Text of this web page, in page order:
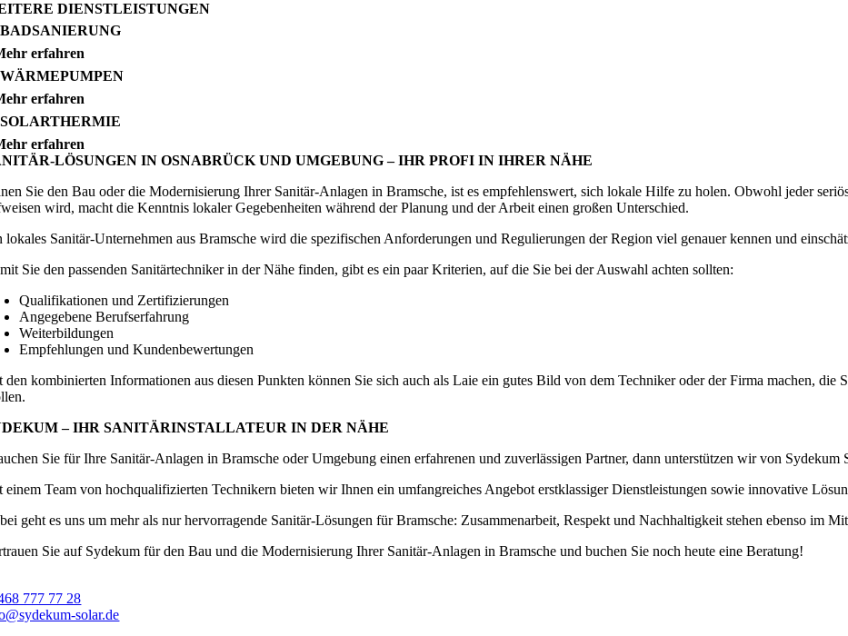
DIENSTLEISTUNGEN
BADSANIERUNG
erfahren
WÄRMEPUMPEN
erfahren
SOLARTHERMIE
erfahren
LÖSUNGEN IN OSNABRÜCK UND UMGEBUNG – IHR PROFI IN IHRER NÄHE
Sie den Bau oder die Modernisierung Ihrer Sanitär-Anlagen in Bramsche, ist es empfehlenswert, sich lokale Hilfe zu holen. Obwohl jeder
wird, macht die Kenntnis lokaler Gegebenheiten während der Planung und der Arbeit einen großen Unterschied.
lokales Sanitär-Unternehmen aus Bramsche wird die spezifischen Anforderungen und Regulierungen der Region viel genauer kennen und
Sie den passenden Sanitärtechniker in der Nähe finden, gibt es ein paar Kriterien, auf die Sie bei der Auswahl achten sollten:
Qualifikationen und Zertifizierungen
Angegebene Berufserfahrung
Weiterbildungen
Empfehlungen und Kundenbewertungen
den kombinierten Informationen aus diesen Punkten können Sie sich auch als Laie ein gutes Bild von dem Techniker oder der Firma machen, die
– IHR SANITÄRINSTALLATEUR IN DER NÄHE
Sie für Ihre Sanitär-Anlagen in Bramsche oder Umgebung einen erfahrenen und zuverlässigen Partner, dann unterstützen wir von
einem Team von hochqualifizierten Technikern bieten wir Ihnen ein umfangreiches Angebot erstklassiger Dienstleistungen sowie innovative
geht es uns um mehr als nur hervorragende Sanitär-Lösungen für Bramsche: Zusammenarbeit, Respekt und Nachhaltigkeit stehen ebenso im
Sie auf Sydekum für den Bau und die Modernisierung Ihrer Sanitär-Anlagen in Bramsche und buchen Sie noch heute eine Beratung!
777 77 28
solar.de